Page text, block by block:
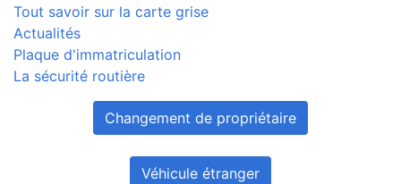
Tout savoir sur la carte grise
Actualités
Plaque d'immatriculation
La sécurité routière
Changement de propriétaire
Véhicule étranger